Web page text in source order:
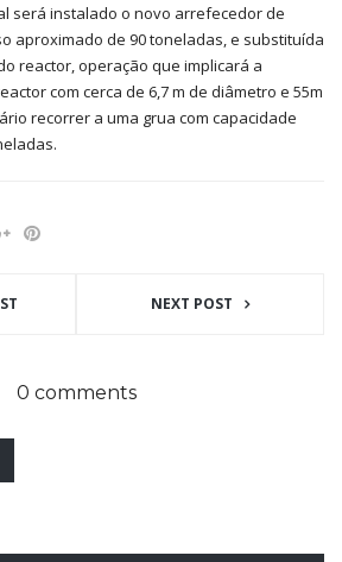
será instalado o novo arrefecedor de
aproximado de 90 toneladas, e substituída
reactor, operação que implicará a
com cerca de 6,7 m de diâmetro e 55m
recorrer a uma grua com capacidade
NEXT POST
0 comments